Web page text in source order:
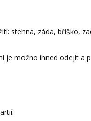
stehna, záda, bříško,
je možno ihned odejít a